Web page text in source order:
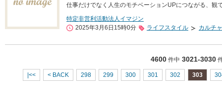
仕事だけでなく人生のモチベーションUPにつながる、観
特定非営利活動法人イマジン
2025年3月6日15時0分
ライフスタイル カルチ
4600件中 3021-3030
|<< < BACK 298 299 300 301 302 303